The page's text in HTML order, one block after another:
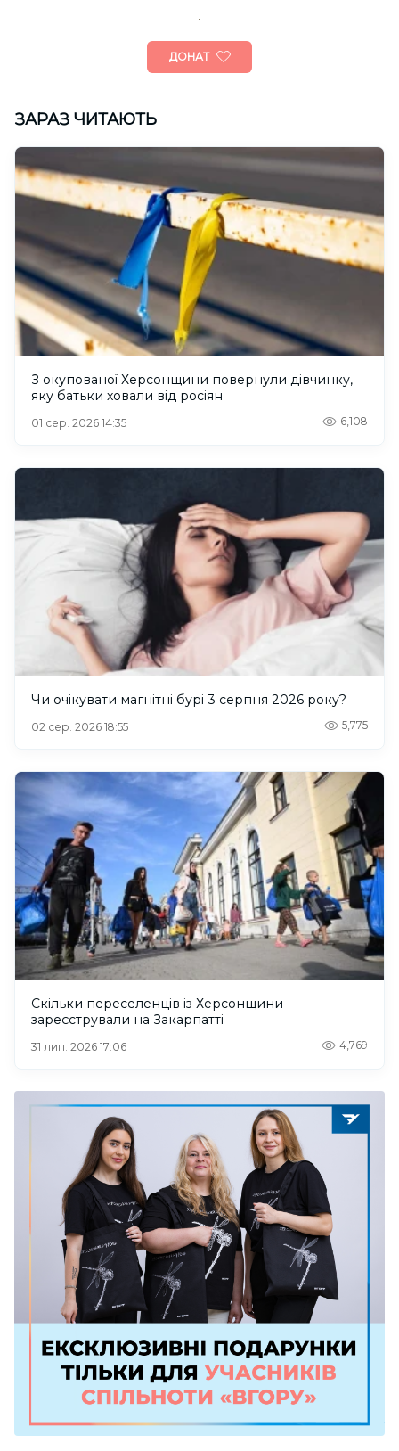
ДОНАТ
ЗАРАЗ ЧИТАЮТЬ
З окупованої Херсонщини повернули дівчинку,
яку батьки ховали від росіян
01 сер. 2026 14:35 6,108
Чи очікувати магнітні бурі 3 серпня 2026 року?
02 сер. 2026 18:55 5,775
Скільки переселенців із Херсонщини
зареєстрували на Закарпатті
31 лип. 2026 17:06 4,769